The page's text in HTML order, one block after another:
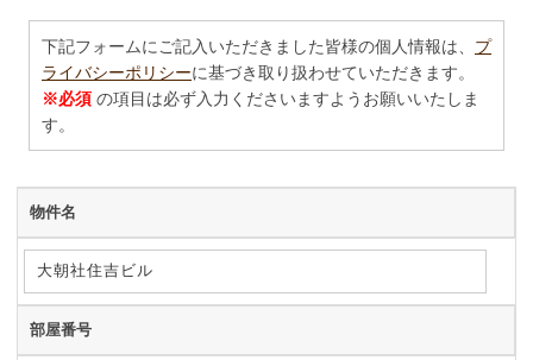
下記フォームにご記入いただきました皆様の個人情報は、 プ
ライバシーポリシーに基づき取り扱わせていただきます。
※必須 の項目は必ず入力くださいますようお願いいたしま
す。
物件名
部屋番号